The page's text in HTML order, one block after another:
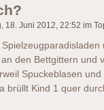
18. Juni 2012, 22:52 im
an den Bettgittern und
Spuckeblasen
brüllt Kind 1 quer